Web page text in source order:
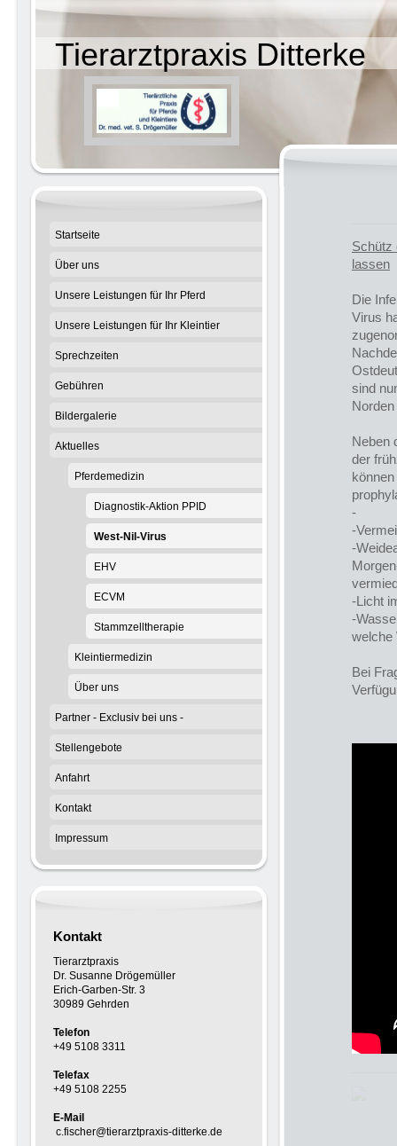
Tierarztpraxis Ditterke
Schütz
lassen
Die
Virus
sind
Neben
der
-
-
-
-Licht
-
welche
Bei
Startseite
Über uns
Unsere Leistungen für Ihr Pferd
Unsere Leistungen für Ihr Kleintier
Sprechzeiten
Gebühren
Bildergalerie
Aktuelles
Pferdemedizin
Diagnostik-Aktion PPID
West-Nil-Virus
EHV
ECVM
Stammzelltherapie
Kleintiermedizin
Über uns
Partner - Exclusiv bei uns -
Stellengebote
Anfahrt
Kontakt
Impressum
Kontakt
Tierarztpraxis
Dr. Susanne Drögemüller
Erich-Garben-Str. 3
30989 Gehrden
Telefon
+49 5108 3311
Telefax
+49 5108 2255
E-Mail
c.fischer@tierarztpraxis-ditterke.de